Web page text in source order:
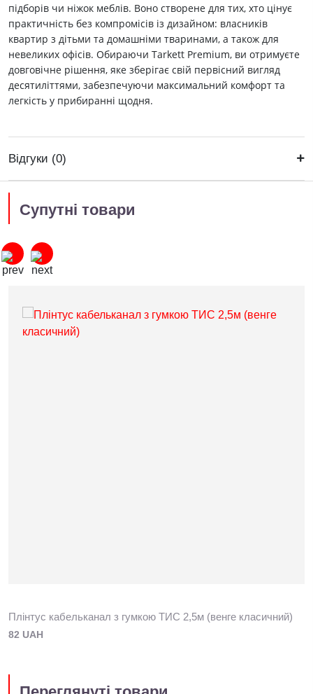
підборів чи ніжок меблів. Воно створене для тих, хто цінує
практичність без компромісів із дизайном: власників
квартир з дітьми та домашніми тваринами, а також для
невеликих офісів. Обираючи Tarkett Premium, ви отримуєте
довговічне рішення, яке зберігає свій первісний вигляд
десятиліттями, забезпечуючи максимальний комфорт та
легкість у прибиранні щодня.
Відгуки (0)
Супутні товари
Плінтус кабельканал з гумкою ТИС 2,5м (венге класичний)
82 UAH